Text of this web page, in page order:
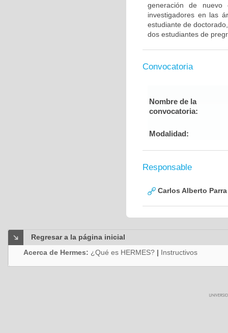
generación de nuevo
investigadores en las
estudiante de
dos estudiantes de
Convocatoria
Nombre de la
convocatoria:
Modalidad:
Responsable
Carlos Alberto
Regresar a la página inicial
Acerca de Hermes: ¿Qué es HERMES? | Instructivos